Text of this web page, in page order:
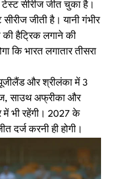
सीरीज जीत चुका है।
जीती है। यानी गंभीर
हैट्रिक लगाने की
कि भारत लगातार तीसरा
और श्रीलंका में 3
साउथ अफ्रीका और
भी रहेंगी। 2027 के
दर्ज करनी ही होगी।